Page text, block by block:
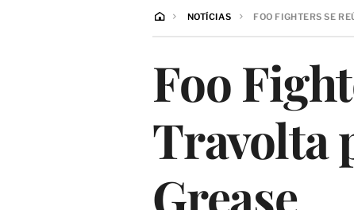
NOTÍCIAS FOO FIGHTERS SE
Foo
Travolta
Grease